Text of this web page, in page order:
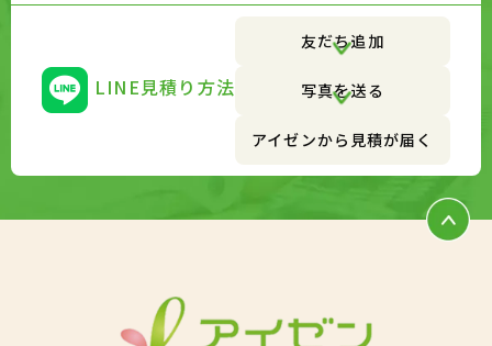
LINE見積り方法
友だち追加
写真を送る
アイゼンから見積が届く